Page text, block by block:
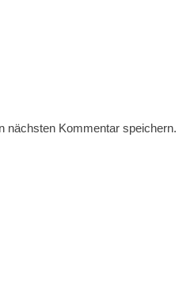
nächsten Kommentar speichern.